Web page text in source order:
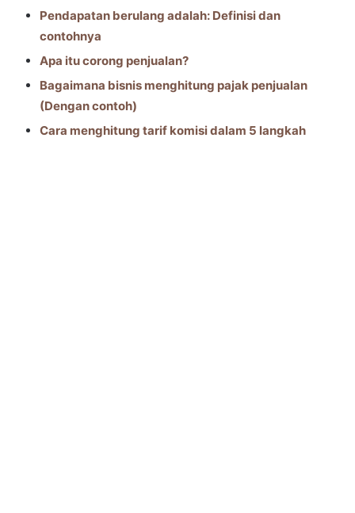
Pendapatan berulang adalah: Definisi dan
contohnya
Apa itu corong penjualan?
Bagaimana bisnis menghitung pajak penjualan
(Dengan contoh)
Cara menghitung tarif komisi dalam 5 langkah